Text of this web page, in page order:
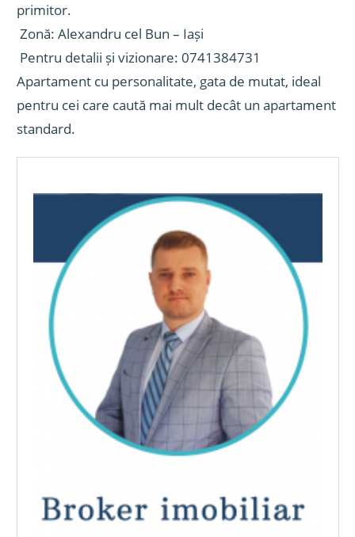
primitor.
Zonă: Alexandru cel Bun – Iași
Pentru detalii și vizionare: 0741384731
Apartament cu personalitate, gata de mutat, ideal
pentru cei care caută mai mult decât un apartament
standard.